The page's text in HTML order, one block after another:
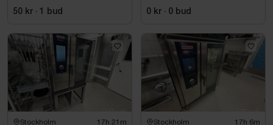
50 kr · bud 0 kr · 0 bud
Stockholm 17h 21m Stockholm 17h 6m